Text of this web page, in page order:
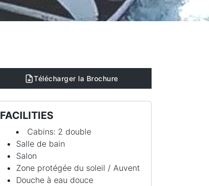
Télécharger la Brochure
FACILITIES
Cabins: 2 double
Salle de bain
Salon
Zone protégée du soleil / Auvent
Douche à eau douce